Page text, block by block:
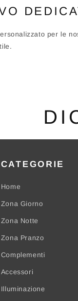
per le
CATEGORIE
Home
Zona Giorno
Zona Notte
Zona Pranzo
Complementi
Accessori
Illuminazione